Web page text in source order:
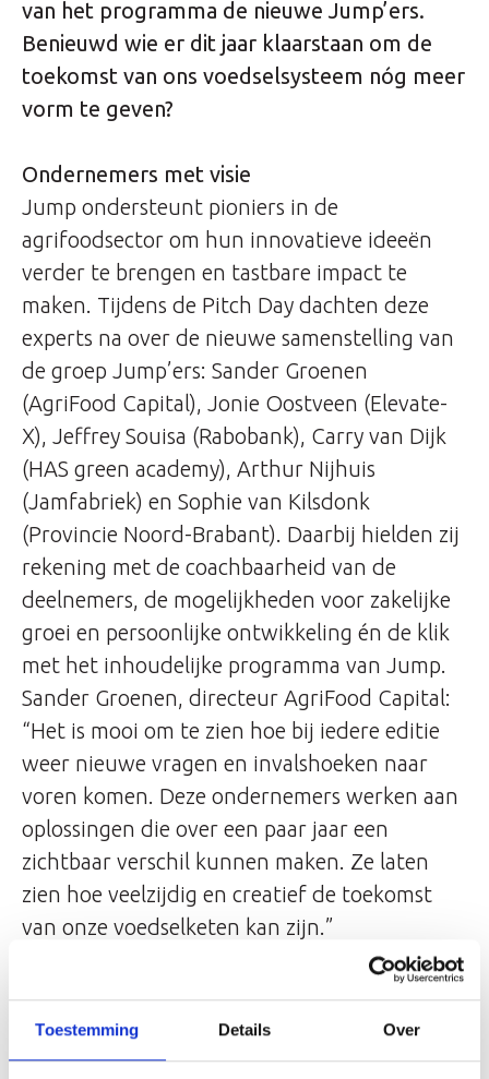
Toestemming Details Over
van het programma de nieuwe Jump’ers.
Benieuwd wie er dit jaar klaarstaan om de
toekomst van ons voedselsysteem nóg meer
vorm te geven?
Ondernemers met visie
Jump ondersteunt pioniers in de
agrifoodsector om hun innovatieve ideeën
verder te brengen en tastbare impact te
maken. Tijdens de Pitch Day dachten deze
experts na over de nieuwe samenstelling van
de groep Jump’ers: Sander Groenen
(AgriFood Capital), Jonie Oostveen (Elevate-
X), Jeffrey Souisa (Rabobank), Carry van Dijk
(HAS green academy), Arthur Nijhuis
(Jamfabriek) en Sophie van Kilsdonk
(Provincie Noord-Brabant). Daarbij hielden zij
rekening met de coachbaarheid van de
deelnemers, de mogelijkheden voor zakelijke
groei en persoonlijke ontwikkeling én de klik
met het inhoudelijke programma van Jump.
Sander Groenen, directeur AgriFood Capital:
“Het is mooi om te zien hoe bij iedere editie
weer nieuwe vragen en invalshoeken naar
voren komen. Deze ondernemers werken aan
oplossingen die over een paar jaar een
zichtbaar verschil kunnen maken. Ze laten
zien hoe veelzijdig en creatief de toekomst
van onze voedselketen kan zijn.”